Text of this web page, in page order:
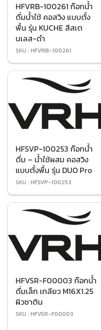
HFVRB-100261 ก๊อกน้ำ
ดื่มน้ำใช้ คอสวิง แบบตั้ง
พื้น รุ่น KUCHE สีสเต
นเลส-ดำ
SKU : HFVRB-100261
HFSVP-100253 ก๊อกน้ำ
ดื่ม – น้ำใช้ผสม คอสวิง
แบบตั้งพื้น รุ่น DUO Pro
SKU : HFSVP-100253
HFVSR-F00003 ก๊อกน้ำ
ดื่มเล็ก เกลียว M16X1.25
ผิวซาติน
SKU : HFVSR-F00003